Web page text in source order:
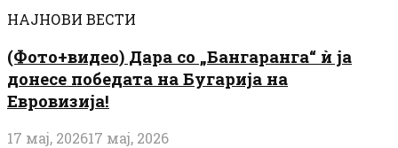
НАЈНОВИ ВЕСТИ
(Фото+видео) Дара со „Бангаранга“ ѝ ја
донесе победата на Бугарија на
Евровизија!
17 мај, 202617 мај, 2026